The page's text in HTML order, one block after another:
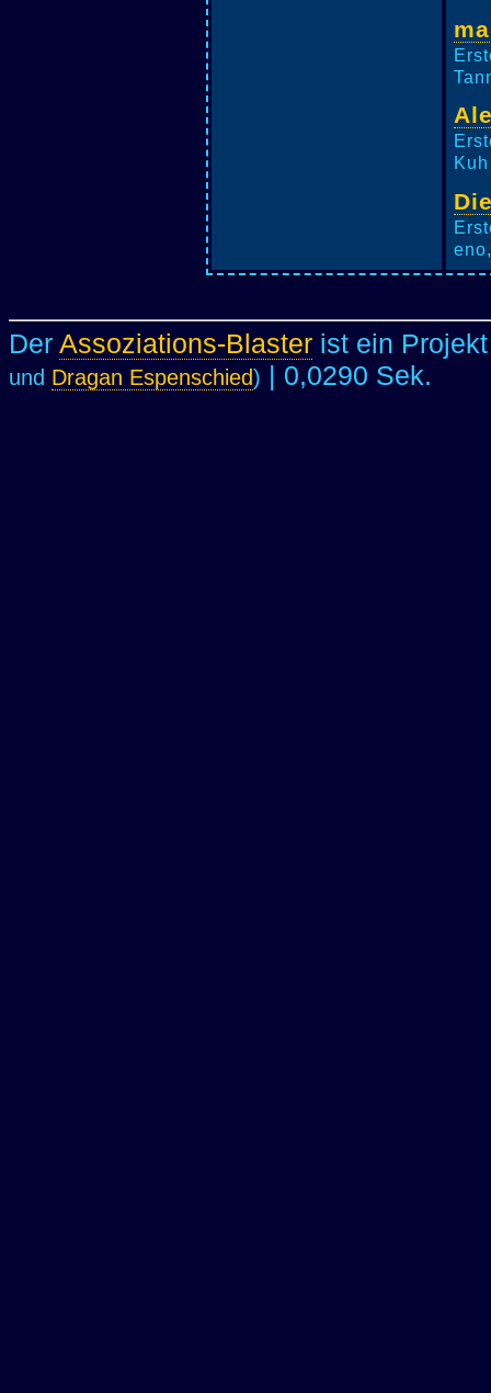
Der Assoziations-Blaster ist ein
und Dragan Espenschied) | 0,0290 Sek.